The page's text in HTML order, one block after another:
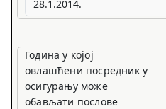
Година у којој
овлашћени посредник у
осигурању може
обављати послове